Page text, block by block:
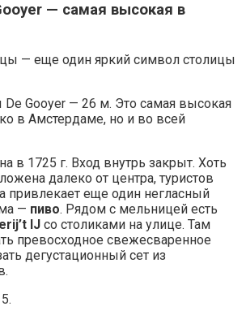
— самая высокая в
— еще один яркий символ столицы
Gooyer — 26 м. Это самая высокая
в Амстердаме, но и во всей
в 1725 г. Вход внутрь закрыт. Хоть
далеко от центра, туристов
привлекает еще один негласный
— пиво. Рядом с мельницей есть
IJ со столиками на улице. Там
превосходное свежесваренное
дегустационный сет из